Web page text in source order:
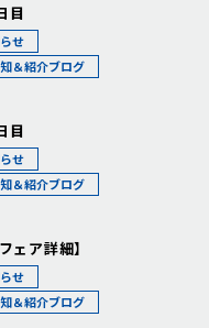
目
せ
＆紹介ブログ
目
せ
＆紹介ブログ
ア詳細】
せ
＆紹介ブログ